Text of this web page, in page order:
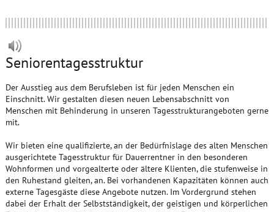
Seniorentagesstruktur
Der Ausstieg aus dem Berufsleben ist für jeden Menschen ein
Einschnitt. Wir gestalten diesen neuen Lebensabschnitt von
Menschen mit Behinderung in unseren Tagesstrukturangeboten gerne
mit.
Wir bieten eine qualifizierte, an der Bedürfnislage des alten Menschen
ausgerichtete Tagesstruktur für Dauerrentner in den besonderen
Wohnformen und vorgealterte oder ältere Klienten, die stufenweise in
den Ruhestand gleiten, an. Bei vorhandenen Kapazitäten können auch
externe Tagesgäste diese Angebote nutzen. Im Vordergrund stehen
dabei der Erhalt der Selbstständigkeit, der geistigen und körperlichen